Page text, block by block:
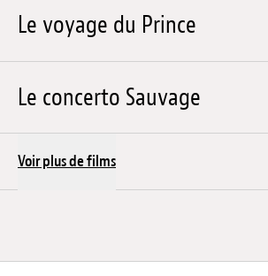
Le voyage du Prince
Le concerto Sauvage
Voir plus de films